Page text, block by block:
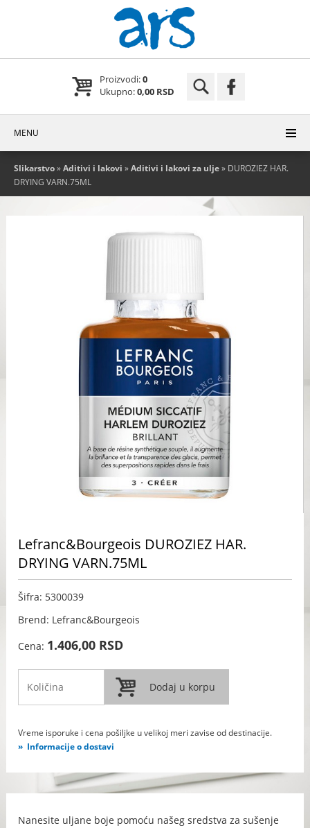
Proizvodi:0
Ukupno:0,00 RSD
MENU
Slikarstvo»Aditivi i lakovi »Aditivi i lakovi za ulje» DUROZIEZ HAR.
DRYING VARN.75ML
Lefranc&Bourgeois DUROZIEZ HAR.
DRYING VARN.75ML
Šifra: 5300039
Brend: Lefranc&Bourgeois
Cena: 1.406,00 RSD
Vreme isporuke i cena pošiljke u velikoj meri zavise od destinacije.
Informacije o dostavi
Nanesite uljane boje pomoću našeg sredstva za sušenje